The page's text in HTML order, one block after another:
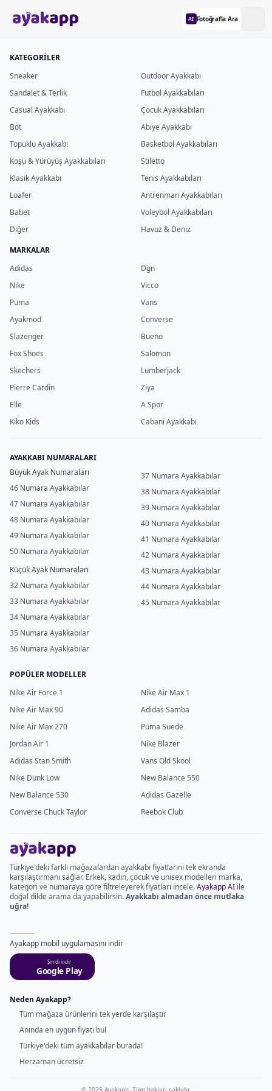
AI Fotoğrafla Ara
KATEGORİLER
Sneaker
Sandalet & Terlik
Casual Ayakkabı
Bot
Topuklu Ayakkabı
Koşu & Yürüyüş Ayakkabıları
Klasik Ayakkabı
Loafer
Babet
Diğer
Outdoor Ayakkabı
Futbol Ayakkabıları
Çocuk Ayakkabıları
Abiye Ayakkabı
Basketbol Ayakkabıları
Stiletto
Tenis Ayakkabıları
Antrenman Ayakkabıları
Voleybol Ayakkabıları
Havuz & Deniz
MARKALAR
Adidas
Nike
Puma
Ayakmod
Slazenger
Fox Shoes
Skechers
Pierre Cardin
Elle
Kiko Kids
Dgn
Vicco
Vans
Converse
Bueno
Salomon
Lumberjack
Ziya
A Spor
Cabani Ayakkabı
AYAKKABI NUMARALARI
Büyük Ayak Numaraları
46 Numara Ayakkabılar
47 Numara Ayakkabılar
48 Numara Ayakkabılar
49 Numara Ayakkabılar
50 Numara Ayakkabılar
Küçük Ayak Numaraları
32 Numara Ayakkabılar
33 Numara Ayakkabılar
34 Numara Ayakkabılar
35 Numara Ayakkabılar
36 Numara Ayakkabılar
37 Numara Ayakkabılar
38 Numara Ayakkabılar
39 Numara Ayakkabılar
40 Numara Ayakkabılar
41 Numara Ayakkabılar
42 Numara Ayakkabılar
43 Numara Ayakkabılar
44 Numara Ayakkabılar
45 Numara Ayakkabılar
POPÜLER MODELLER
Nike Air Force 1
Nike Air Max 90
Nike Air Max 270
Jordan Air 1
Adidas Stan Smith
Nike Dunk Low
New Balance 530
Converse Chuck Taylor
Nike Air Max 1
Adidas Samba
Puma Suede
Nike Blazer
Vans Old Skool
New Balance 550
Adidas Gazelle
Reebok Club
Türkiye'deki farklı mağazalardan ayakkabı fiyatlarını tek ekranda
karşılaştırmanı sağlar. Erkek, kadın, çocuk ve unisex modelleri marka,
kategori ve numaraya göre filtreleyerek fiyatları incele.Ayakapp AI ile
doğal dilde arama da yapabilirsin.Ayakkabı almadan önce mutlaka
uğra!
Ayakapp mobil uygulamasını indir
Şimdi indir
Google Play
Neden Ayakapp?
Tüm mağaza ürünlerini tek yerde karşılaştır
Anında en uygun fiyatı bul
Türkiye'deki tüm ayakkabılar burada!
Herzaman ücretsiz